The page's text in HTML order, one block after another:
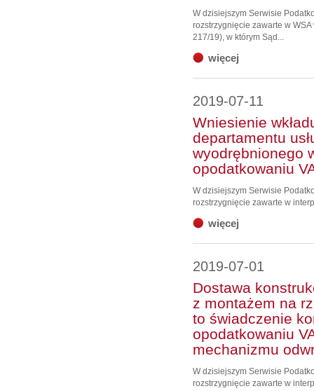
W dzisiejszym Serwisie
rozstrzygnięcie zawarte w
217/19), w którym Sąd...
więcej
2019-07-11
Wniesienie
departamentu
wyodrębnionego
opodatkowaniu
W dzisiejszym Serwisie
rozstrzygnięcie zawarte w
więcej
2019-07-01
Dostawa
z montażem na
to świadczenie
opodatkowaniu
mechanizmu
W dzisiejszym Serwisie
rozstrzygnięcie zawarte w